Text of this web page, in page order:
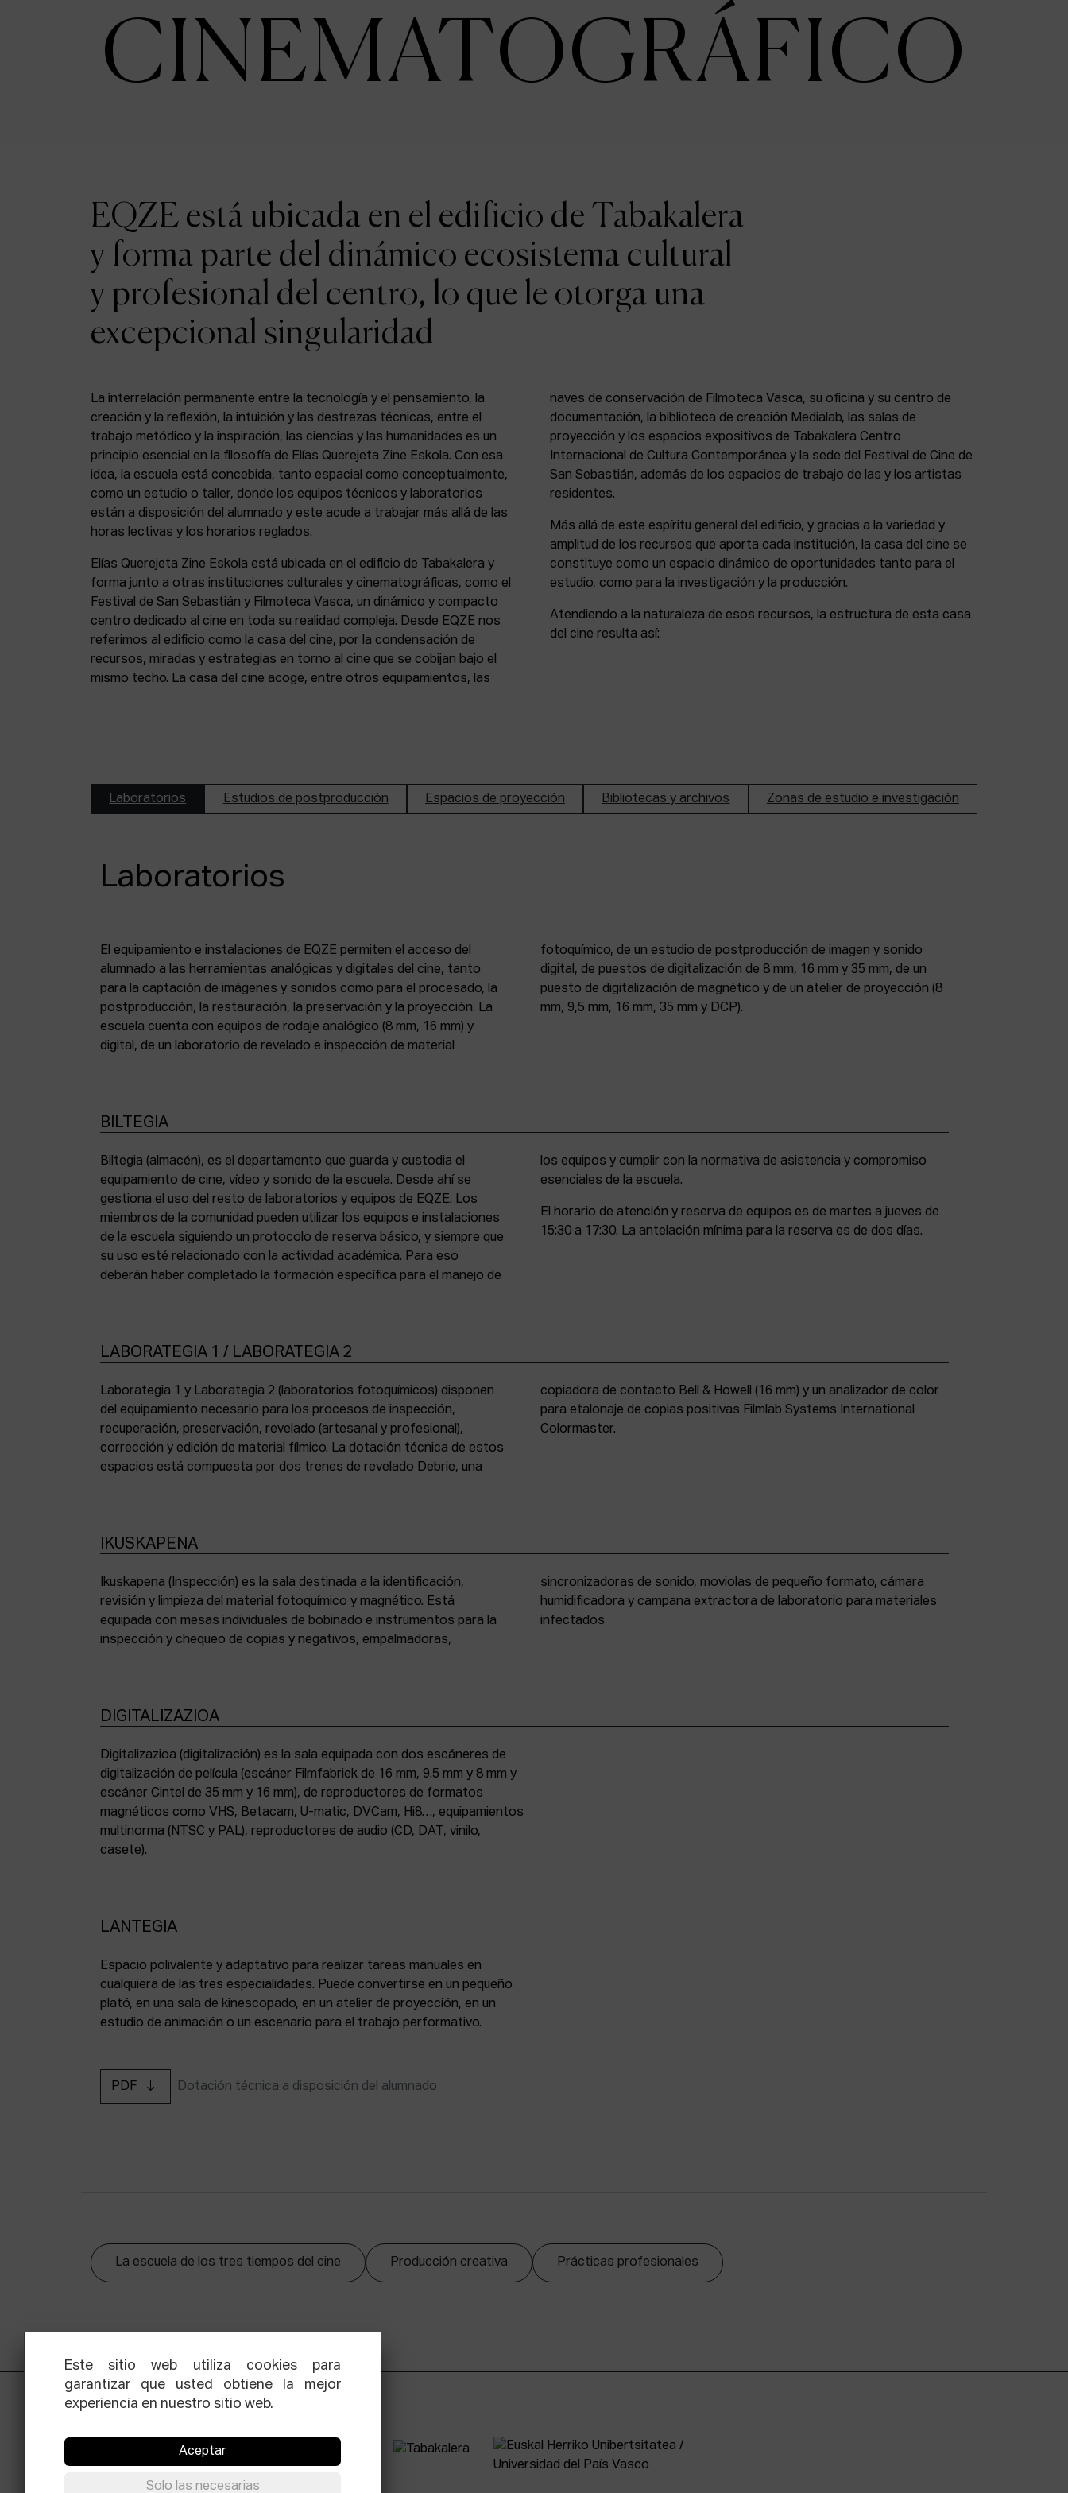
CINEMATOGRÁFICO
EQZE está ubicada en el edificio de Tabakalera
y forma parte del dinámico ecosistema cultural
y profesional del centro, lo que le otorga una
excepcional singularidad
La interrelación permanente entre la tecnología y el pensamiento, la
creación y la reflexión, la intuición y las destrezas técnicas, entre el
trabajo metódico y la inspiración, las ciencias y las humanidades es un
principio esencial en la filosofía de Elías Querejeta Zine Eskola. Con esa
idea, la escuela está concebida, tanto espacial como conceptualmente,
como un estudio o taller, donde los equipos técnicos y laboratorios
están a disposición del alumnado y este acude a trabajar más allá de las
horas lectivas y los horarios reglados.
Elías Querejeta Zine Eskola está ubicada en el edificio de Tabakalera y
forma junto a otras instituciones culturales y cinematográficas, como el
Festival de San Sebastián y Filmoteca Vasca, un dinámico y compacto
centro dedicado al cine en toda su realidad compleja. Desde EQZE nos
referimos al edificio como la casa del cine, por la condensación de
recursos, miradas y estrategias en torno al cine que se cobijan bajo el
mismo techo. La casa del cine acoge, entre otros equipamientos, las
naves de conservación de Filmoteca Vasca, su oficina y su centro de
documentación, la biblioteca de creación Medialab, las salas de
proyección y los espacios expositivos de Tabakalera Centro
Internacional de Cultura Contemporánea y la sede del Festival de Cine de
San Sebastián, además de los espacios de trabajo de las y los artistas
residentes.
Más allá de este espíritu general del edificio, y gracias a la variedad y
amplitud de los recursos que aporta cada institución, la casa del cine se
constituye como un espacio dinámico de oportunidades tanto para el
estudio, como para la investigación y la producción.
Atendiendo a la naturaleza de esos recursos, la estructura de esta casa
del cine resulta así:
Laboratorios Estudios de postproducción Espacios de proyección Bibliotecas y archivos Zonas de estudio e investigación
Laboratorios
El equipamiento e instalaciones de EQZE permiten el acceso del
alumnado a las herramientas analógicas y digitales del cine, tanto
para la captación de imágenes y sonidos como para el procesado, la
postproducción, la restauración, la preservación y la proyección. La
escuela cuenta con equipos de rodaje analógico (8 mm, 16 mm) y
digital, de un laboratorio de revelado e inspección de material
fotoquímico, de un estudio de postproducción de imagen y sonido
digital, de puestos de digitalización de 8 mm, 16 mm y 35 mm, de un
puesto de digitalización de magnético y de un atelier de proyección (8
mm, 9,5 mm, 16 mm, 35 mm y DCP).
BILTEGIA
Biltegia (almacén), es el departamento que guarda y custodia el
equipamiento de cine, vídeo y sonido de la escuela. Desde ahí se
gestiona el uso del resto de laboratorios y equipos de EQZE. Los
miembros de la comunidad pueden utilizar los equipos e instalaciones
de la escuela siguiendo un protocolo de reserva básico, y siempre que
su uso esté relacionado con la actividad académica. Para eso
deberán haber completado la formación específica para el manejo de
los equipos y cumplir con la normativa de asistencia y compromiso
esenciales de la escuela.
El horario de atención y reserva de equipos es de martes a jueves de
15:30 a 17:30. La antelación mínima para la reserva es de dos días.
LABORATEGIA 1 / LABORATEGIA 2
Laborategia 1 y Laborategia 2 (laboratorios fotoquímicos) disponen
del equipamiento necesario para los procesos de inspección,
recuperación, preservación, revelado (artesanal y profesional),
corrección y edición de material fílmico. La dotación técnica de estos
espacios está compuesta por dos trenes de revelado Debrie, una
copiadora de contacto Bell & Howell (16 mm) y un analizador de color
para etalonaje de copias positivas Filmlab Systems International
Colormaster.
IKUSKAPENA
Ikuskapena (Inspección) es la sala destinada a la identificación,
revisión y limpieza del material fotoquímico y magnético. Está
equipada con mesas individuales de bobinado e instrumentos para la
inspección y chequeo de copias y negativos, empalmadoras,
sincronizadoras de sonido, moviolas de pequeño formato, cámara
humidificadora y campana extractora de laboratorio para materiales
infectados
DIGITALIZAZIOA
Digitalizazioa (digitalización) es la sala equipada con dos escáneres de
digitalización de película (escáner Filmfabriek de 16 mm, 9.5 mm y 8 mm y
escáner Cintel de 35 mm y 16 mm), de reproductores de formatos
magnéticos como VHS, Betacam, U-matic, DVCam, Hi8…, equipamientos
multinorma (NTSC y PAL), reproductores de audio (CD, DAT, vinilo,
casete).
LANTEGIA
Espacio polivalente y adaptativo para realizar tareas manuales en
cualquiera de las tres especialidades. Puede convertirse en un pequeño
plató, en una sala de kinescopado, en un atelier de proyección, en un
estudio de animación o un escenario para el trabajo performativo.
PDF Dotación técnica a disposición del alumnado
La escuela de los tres tiempos del cine Producción creativa Prácticas profesionales
Este sitio web utiliza cookies para
garantizar que usted obtiene la mejor
experiencia en nuestro sitio web.
Aceptar
Solo las necesarias